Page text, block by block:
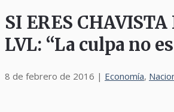
SI ERES CHAVISTA
LVL: “La culpa no
8 de febrero de 2016 | Economía,